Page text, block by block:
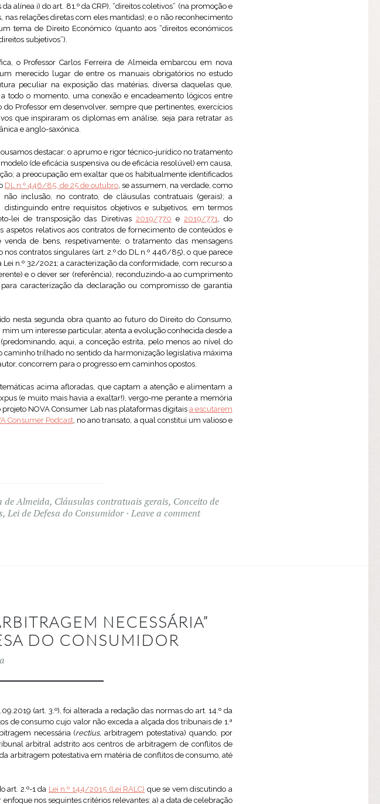
alínea i) do art. 81.º da CRP), “direitos coletivos” (na promoção e
nas relações diretas com eles mantidas); e o não reconhecimento
tema de Direito Económico (quanto aos “direitos económicos
subjetivos”).
o Professor Carlos Ferreira de Almeida embarcou em nova
merecido lugar de entre os manuais obrigatórios no estudo
peculiar na exposição das matérias, diversa daquelas que,
todo o momento, uma conexão e encadeamento lógicos entre
Professor em desenvolver, sempre que pertinentes, exercícios
que inspiraram os diplomas em análise, seja para retratar as
e anglo-saxónica.
destacar: o aprumo e rigor técnico-jurídico no tratamento
(de eficácia suspensiva ou de eficácia resolúvel) em causa,
a preocupação em exaltar que os habitualmente identificados
DL n.º 446/85, de 25 de outubro, se assumem, na verdade, como
inclusão, no contrato, de cláusulas contratuais (gerais); a
entre requisitos objetivos e subjetivos, em termos
lei de transposição das Diretivas 2019/770 e 2019/771, do
relativos aos contratos de fornecimento de conteúdos e
de bens, respetivamente; o tratamento das mensagens
contratos singulares (art. 2.º do DL n.º 446/85), o que parece
n.º 32/2021; a caracterização da conformidade, com recurso a
e o dever ser (referência), reconduzindo-a ao cumprimento
caracterização da declaração ou compromisso de garantia
nesta segunda obra quanto ao futuro do Direito do Consumo,
um interesse particular, atenta a evolução conhecida desde a
aqui, a conceção estrita, pelo menos ao nível do
caminho trilhado no sentido da harmonização legislativa máxima
concorrem para o progresso em caminhos opostos.
acima afloradas, que captam a atenção e alimentam a
(e muito mais havia a exaltar!), vergo-me perante a memória
NOVA Consumer Lab nas plataformas digitais a escutarem
Consumer Podcast, no ano transato, a qual constitui um valioso e
de Almeida, Cláusulas contratuais gerais, Conceito de
, Lei de Defesa do Consumidor Leave a comment
NECESSÁRIA”
DO CONSUMIDOR
(art. 3.º), foi alterada a redação das normas do art. 14.º da
de consumo cujo valor não exceda a alçada dos tribunais de 1.ª
necessária (rectius, arbitragem potestativa) quando, por
arbitral adstrito aos centros de arbitragem de conflitos de
arbitragem potestativa em matéria de conflitos de consumo, até
art. 2.º-1 da Lei n.º 144/2015 (Lei RALC) que se vem discutindo a
nos seguintes critérios relevantes: a) a data de celebração